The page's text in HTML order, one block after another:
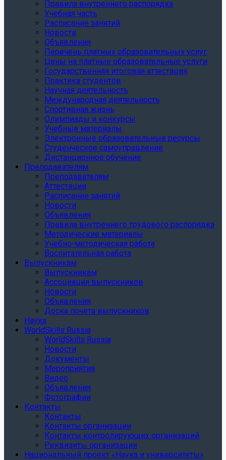
Правила внутреннего распорядка
Учебная часть
Расписание занятий
Новости
Объявления
Перечень платных образовательных услуг
Цены на платные образовательные услуги
Государственная итоговая аттестация
Практика студентов
Научная деятельность
Международная деятельность
Спортивная жизнь
Олимпиады и конкурсы
Учебные материалы
Электронные образовательные ресурсы
Студенческое самоуправление
Дистанционное обучение
Преподавателям
Преподавателям
Аттестации
Расписание занятий
Новости
Объявления
Правила внутреннего трудового распорядка
Методические материалы
Учебно-методическая работа
Воспитательная работа
Выпускникам
Выпускникам
Ассоциация выпускников
Новости
Объявления
Доска почета выпускников
Наука
WorldSkills Russia
WorldSkills Russia
Новости
Документы
Мероприятия
Видео
Объявления
Фотографии
Контакты
Контакты
Контакты организации
Контакты контролирующих организаций
Реквизиты организации
Национальный проект «Наука и университеты»